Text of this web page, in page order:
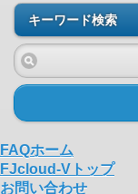
キーワード検索
FAQホーム
FJcloud-Vトップ
お問い合わせ